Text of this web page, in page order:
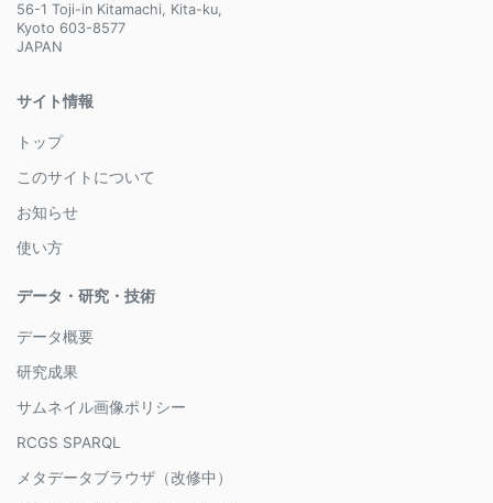
56-1 Toji-in Kitamachi, Kita-ku,
Kyoto 603-8577
JAPAN
サイト情報
トップ
このサイトについて
お知らせ
使い方
データ・研究・技術
データ概要
研究成果
サムネイル画像ポリシー
RCGS SPARQL
メタデータブラウザ（改修中）